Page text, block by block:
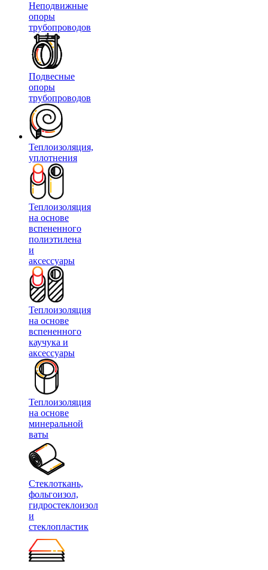
Неподвижные
опоры
трубопроводов
Подвесные
опоры
трубопроводов
Теплоизоляция,
уплотнения
Теплоизоляция
на основе
вспененного
полиэтилена
и
аксессуары
Теплоизоляция
на основе
вспененного
каучука и
аксессуары
Теплоизоляция
на основе
минеральной
ваты
Стеклоткань,
фольгоизол,
гидростеклоизол
и
стеклопластик